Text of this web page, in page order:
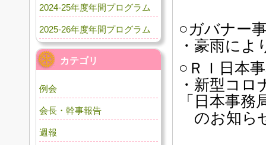
○ガバナー
・豪雨に
○ＲＩ日本
・新型コ
「日本事務
のお知ら
2024-25年度年間プログラム
2025-26年度年間プログラム
カテゴリ
例会
会長・幹事報告
週報